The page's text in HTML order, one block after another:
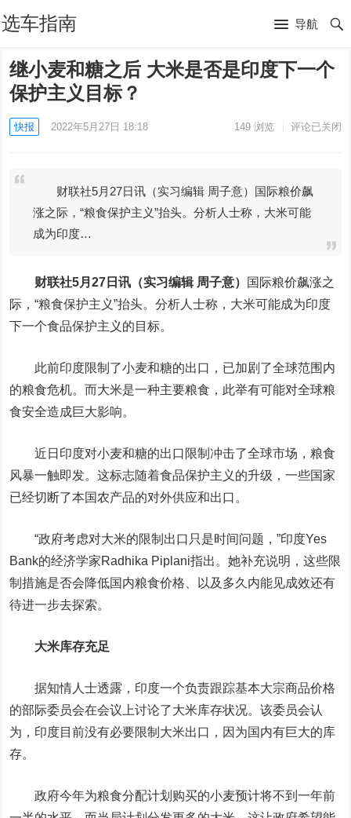
选车指南 导航
继小麦和糖之后 大米是否是印度下一个
保护主义目标？
快报 2022年5月27日 18:18 149浏览 评论已关闭
财联社5月27日讯（实习编辑 周子意）国际粮价飙
涨之际，“粮食保护主义”抬头。分析人士称，大米可能
成为印度…
财联社5月27日讯（实习编辑 周子意）
国际粮价飙涨之
际，“粮食保护主义”抬头。分析人士称，大米可能成为印度
下一个食品保护主义的目标。
此前印度限制了小麦和糖的出口，已加剧了全球范围内
的粮食危机。而大米是一种主要粮食，此举有可能对全球粮
食安全造成巨大影响。
近日印度对小麦和糖的出口限制冲击了全球市场，粮食
风暴一触即发。这标志随着食品保护主义的升级，一些国家
已经切断了本国农产品的对外供应和出口。
“政府考虑对大米的限制出口只是时间问题，”印度Yes
Bank的经济学家Radhika Piplani指出。她补充说明，这些限
制措施是否会降低国内粮食价格、以及多久内能见成效还有
待进一步去探索。
大米库存充足
据知情人士透露，印度一个负责跟踪基本大宗商品价格
的部际委员会在会议上讨论了大米库存状况。该委员会认
为，印度目前没有必要限制大米出口，因为国内有巨大的库
存。
政府今年为粮食分配计划购买的小麦预计将不到一年前